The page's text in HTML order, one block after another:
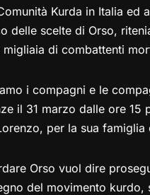
Kurda in Italia ed
delle scelte di Orso,
migliaia di combattenti
i compagni e le
il 31 marzo dalle ore
per la sua famiglia
Orso vuol dire
del movimento